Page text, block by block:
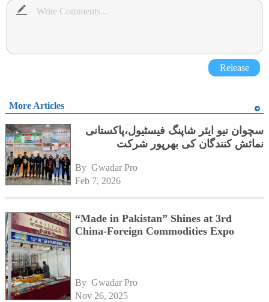
Release
More Articles
سچوان نیو ایئر شاپنگ فیسٹیول،پاکستانی
نمائش کنندگان کی بھرپور شرکت
By Gwadar Pro
Feb 7, 2026
“Made in Pakistan” Shines at 3rd
China-Foreign Commodities Expo
By Gwadar Pro
Nov 26, 2025